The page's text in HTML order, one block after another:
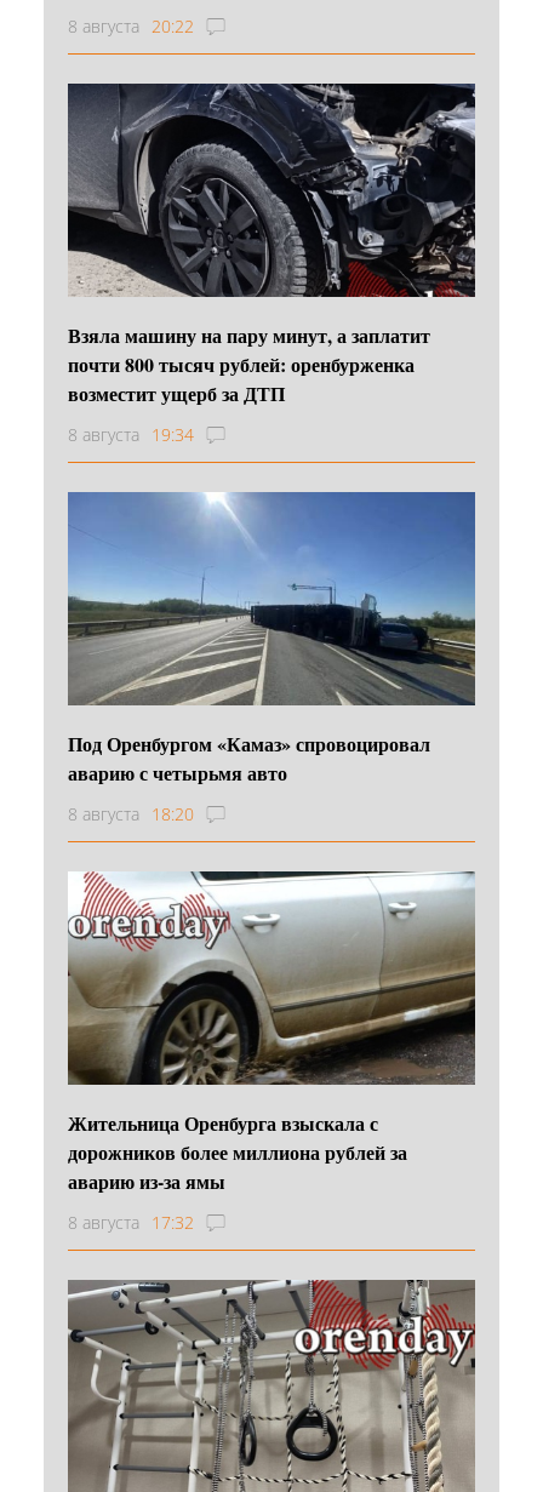
8 августа 20:22
Взяла машину на пару минут, а заплатит
почти 800 тысяч рублей: оренбурженка
возместит ущерб за ДТП
8 августа 19:34
Под Оренбургом «Камаз» спровоцировал
аварию с четырьмя авто
8 августа 18:20
Жительница Оренбурга взыскала с
дорожников более миллиона рублей за
аварию из-за ямы
8 августа 17:32